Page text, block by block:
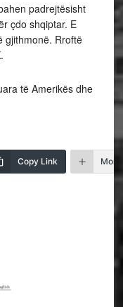
padrejtësisht
çdo shqiptar. E
gjithmonë. Rroftë
të Amerikës dhe
Copy Link More